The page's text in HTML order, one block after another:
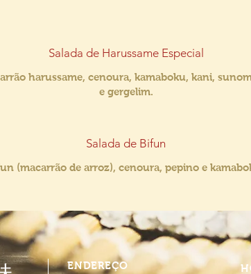
Salada de Harussame Especial
harussame, cenoura, kamaboku, kani,
e gergelim.
Salada de Bifun
(macarrão de arroz), cenoura, pepino e
ENDEREÇO